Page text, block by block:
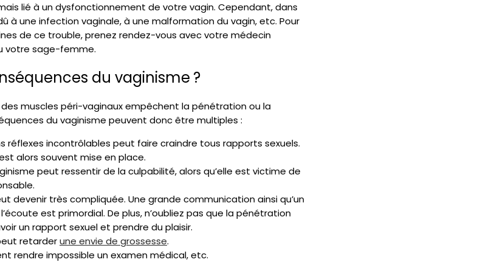
lié à un dysfonctionnement de votre vagin. Cependant, dans
à une infection vaginale, à une malformation du vagin, etc. Pour
de ce trouble, prenez rendez-vous avec votre médecin
votre sage-femme.
du vaginisme ?
muscles péri-vaginaux empêchent la pénétration ou la
du vaginisme peuvent donc être multiples :
réflexes incontrôlables peut faire craindre tous rapports sexuels.
alors souvent mise en place.
peut ressentir de la culpabilité, alors qu’elle est victime de
devenir très compliquée. Une grande communication ainsi qu’un
est primordial. De plus, n’oubliez pas que la pénétration
un rapport sexuel et prendre du plaisir.
retarderune envie de grossesse.
rendre impossible un examen médical, etc.